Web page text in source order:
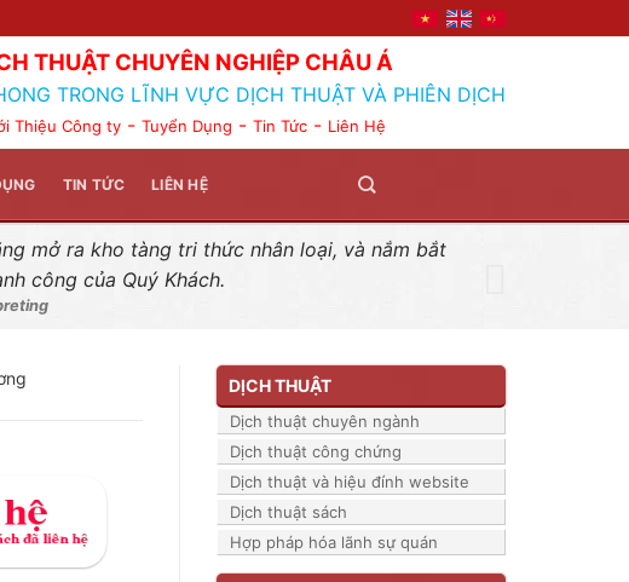
THUẬT CHUYÊN NGHIỆP CHÂU Á
TRONG LĨNH VỰC DỊCH THUẬT VÀ PHIÊN DỊCH
Thiệu Công ty- Tuyển Dụng - Tin Tức- Liên Hệ
TIN TỨC LIÊN HỆ
mở ra kho tàng tri thức nhân loại, và nắm bắt
công của Quý Khách.
DỊCH THUẬT
Dịch thuật chuyên ngành
Dịch thuật công chứng
Dịch thuật và hiệu đính website
Dịch thuật sách
Hợp pháp hóa lãnh sự quán